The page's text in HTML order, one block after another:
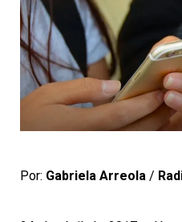
Por: Gabriela Arreola /